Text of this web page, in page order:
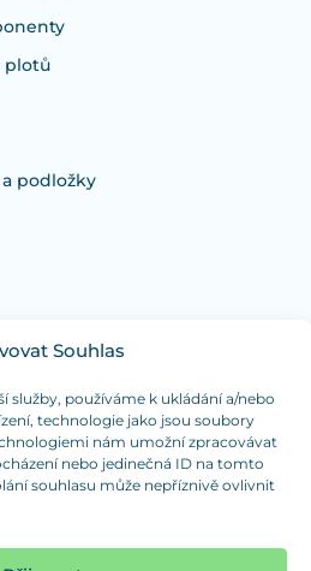
Souhlas
služby, používáme k ukládání a/nebo
technologie jako jsou soubory
nám umožní zpracovávat
nebo jedinečná ID na tomto
souhlasu může nepříznivě ovlivnit
plotů
podložky
s výběrem?
Čtvrtek od: 7:30 - 15:30 hodin
hodin
+420 725 802 767